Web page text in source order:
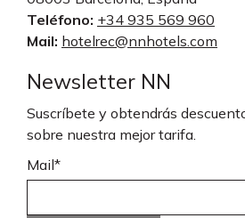
Teléfono: +34 935 569 960
Mail: hotelrec@nnhotels.com
Newsletter NN
Suscríbete y obtendrás
sobre nuestra mejor tarifa.
Mail*